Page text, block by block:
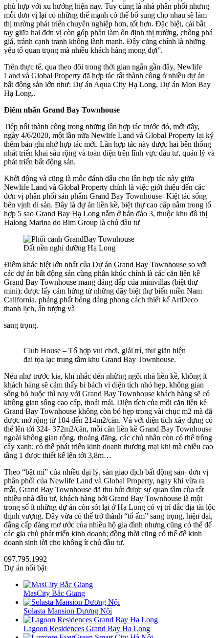
phù hợp với xu hướng hiện nay. Tuy cùng là nhà phân phối nhưng
mỗi đơn vị lại có những thế mạnh có thể bổ sung cho nhau sẽ làm
thị trường phát triển chuyên nghiệp hơn, tốt hơn. Đặc biệt, cái bắt
tay giữa hai đơn vị còn góp phần làm ổn định thị trường, chống phá
giá, tránh cạnh tranh không lành mạnh. Đây cũng chính là những
yếu tố quan trọng mà nhiều khách hàng mong đợi”.
Trên thực tế, qua theo dõi trong thời gian ngắn gần đây, Newlife
Land và Global Property đã hợp tác rất thành công ở nhiều dự án
bất động sản lớn như: Dự án Aqua City Hạ Long, Dự án Mon Bay
Hạ Long..
Điểm nhấn Grand Bay Townhouse
Tiếp nối thành công trong những lần hợp tác trước đó, mới đây,
ngày 4/6/2020, một lần nữa Newlife Land và Global Property lại ký
thêm bản ghi nhớ hợp tác mới. Lần hợp tác này được hai bên thống
nhất triển khai sâu rộng và toàn diện trên lĩnh vực đầu tư, quản lý và
phát triển bất động sản.
Khởi động và cũng là mốc đánh dấu cho lần hợp tác này giữa
Newlife Land và Global Property chính là việc giới thiệu đến các
đơn vị phân phối sản phẩm Grand Bay Townhouse- Kiệt tác sống
bên vịnh di sản. Đây là dự án liền kề, biệt thự cao cấp nằm trong tổ
hợp 5 sao Grand Bay Hạ Long nằm ở bán đảo 3, thuộc khu đô thị
Halong Marina do Bim Group là chủ đầu tư
Đất nền nghỉ dưỡng Hạ Long
Điểm khác biệt lớn nhất của Dự án Grand Bay Townhouse so với
các dự án bất động sản cùng phân khúc chính là các căn liền kề
Grand Bay Townhouse mang dáng dấp của minivillas (biệt thự
mini); được lấy cảm hứng từ những dãy biệt thự biển miền Nam
California, phảng phất bóng dáng phong cách thiết kế ArtDeco
thanh lịch, ấn tượng và
sang trọng.
Club House – Tổ hợp vui chơi, giải trí, thư giãn hiện
đại tọa lạc trung tâm khu Grand Bay Townhouse.
Nếu như trước kia, khi nhắc đến những ngôi nhà liền kề, không ít
khách hàng sẽ cảm thấy bí bách vì diện tích nhỏ hẹp, không gian
sống bó buộc thì nay với Grand Bay Townhouse khách hàng sẽ có
không gian sống cao cấp, thoải mái. Diện tích của mỗi căn liền kề
Grand Bay Townhouse không còn bó hẹp trong vài chục m2 mà đã
được mở rộng từ 104 đến 214m2/căn. Và với diện tích xây dựng có
thể lên tới 324- 372m2/căn, mỗi căn liền kề Grand Bay Townhouse
ngoài không gian rộng, thoáng đãng, các chủ nhân còn có thể trồng
cây xanh; có thể phát triển kinh doanh thương mại khi mà chiều cao
tầng 1 được thiết kế lên tới 3,8m…
Theo “bật mí” của nhiều đại lý, sàn giao dịch bất động sản- đơn vị
phân phối của Newlife Land và Global Property, ngay khi vừa ra
mắt, Grand Bay Townhouse đã thu hút được sự quan tâm của rất
nhiều nhà đầu tư, khách hàng bởi Grand Bay Townhouse là một
trong số ít những dự án còn sót lại ở Hạ Long có vị trí đắc địa tài lộc
thịnh vượng. Đây vừa có thể trở thành “tổ ấm” sang trọng, hiện đại,
đẳng cấp đáng mơ ước của nhiều hộ gia đình nhưng cũng có thể để
các gia chủ phát triển kinh doanh; đồng thời cũng có thể để kinh
doanh sinh lời cho không ít chủ đầu tư.
097.795.1992
Dự án nổi bật
MasCity Bắc Giang
Solasta Mansion Dương Nội
Lagoon Residences Grand Bay Ha Long